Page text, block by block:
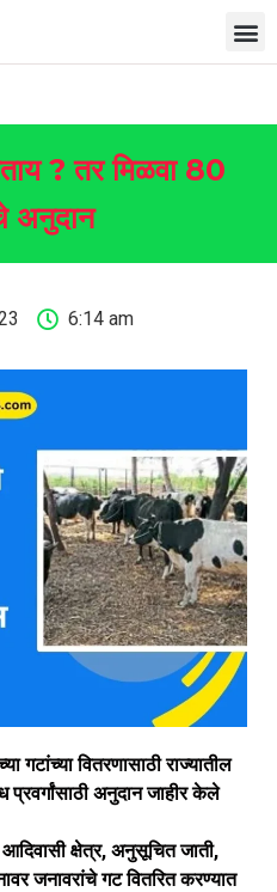
? तर मिळवा 80
अनुदान
6:14 am
गटांच्या वितरणासाठी राज्यातील
प्रवर्गांसाठी अनुदान जाहीर केले
क्षेत्र, अनुसूचित जाती,
जनावरांचे गट वितरित करण्यात